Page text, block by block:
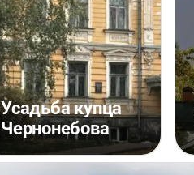
Усадьба купца
Чернонебова